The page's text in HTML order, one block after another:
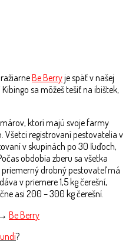
Be Berryje späť v našej
sa môžeš tešiť na ibištek,
ktorí majú svoje farmy
Všetci registrovaní pestovatelia v
v skupinách po 30 ľuďoch,
obdobia zberu sa všetka
drobný pestovateľ má
v priemere 1,5 kg čerešní,
asi 200 – 300 kg čerešní.
Be Berry
?